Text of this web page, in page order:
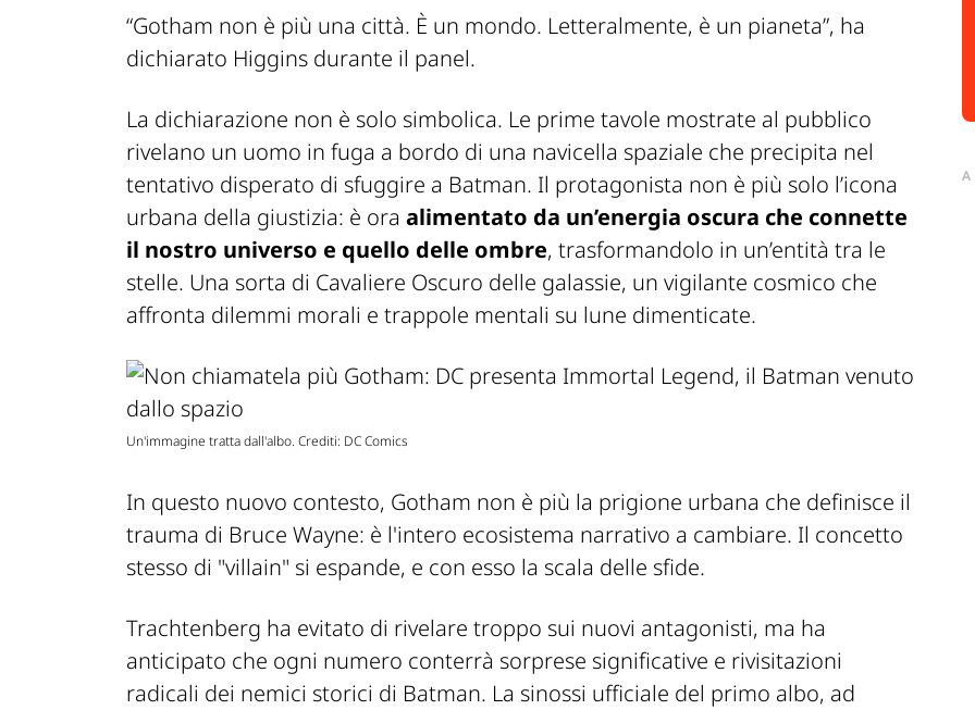
“Gotham non è più una città. È un mondo. Letteralmente, è un pianeta”, ha
dichiarato Higgins durante il panel.
La dichiarazione non è solo simbolica. Le prime tavole mostrate al pubblico
rivelano un uomo in fuga a bordo di una navicella spaziale che precipita nel
tentativo disperato di sfuggire a Batman. Il protagonista non è più solo l’icona
urbana della giustizia: è ora alimentato da un’energia oscura che connette
il nostro universo e quello delle ombre, trasformandolo in un’entità tra le
stelle. Una sorta di Cavaliere Oscuro delle galassie, un vigilante cosmico che
affronta dilemmi morali e trappole mentali su lune dimenticate.
Un'immagine tratta dall'albo. Crediti: DC Comics
In questo nuovo contesto, Gotham non è più la prigione urbana che definisce il
trauma di Bruce Wayne: è l'intero ecosistema narrativo a cambiare. Il concetto
stesso di "villain" si espande, e con esso la scala delle sfide.
Trachtenberg ha evitato di rivelare troppo sui nuovi antagonisti, ma ha
anticipato che ogni numero conterrà sorprese significative e rivisitazioni
radicali dei nemici storici di Batman. La sinossi ufficiale del primo albo, ad